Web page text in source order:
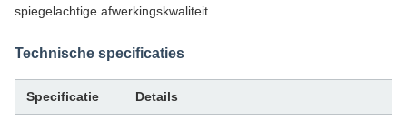
spiegelachtige afwerkingskwaliteit.
Technische specificaties
Specificatie Details